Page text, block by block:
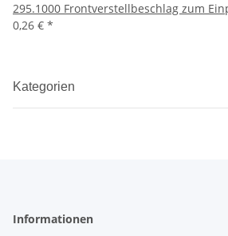
295.1000 Frontverstellbeschlag zum
0,26 € *
Kategorien
Informationen